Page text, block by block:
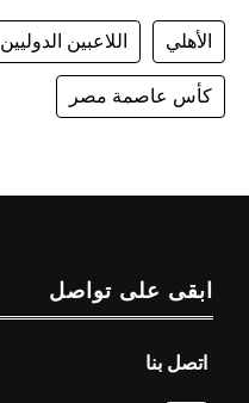
الأهلي اللاعبين الدوليين
كأس عاصمة مصر
ابقى على تواصل
اتصل بنا